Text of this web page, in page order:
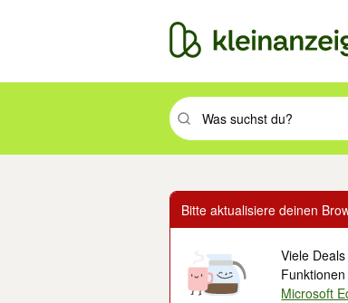
Suchbegriff eingeben.
Bitte aktualisiere deinen
Viele
Microsoft